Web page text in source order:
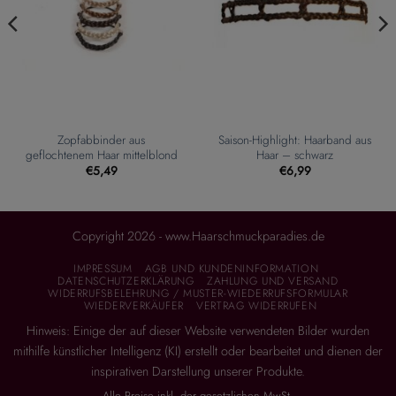
Zopfabbinder aus
geflochtenem Haar mittelblond
€5,49
Saison-Highlight: Haarband aus
Haar – schwarz
€6,99
Copyright 2026 - www.Haarschmuckparadies.de
IMPRESSUM AGB UND KUNDENINFORMATION
DATENSCHUTZERKLÄRUNG ZAHLUNG UND VERSAND
WIDERRUFSBELEHRUNG / MUSTER-WIEDERRUFSFORMULAR
WIEDERVERKÄUFER VERTRAG WIDERRUFEN
Hinweis: Einige der auf dieser Website verwendeten Bilder wurden
mithilfe künstlicher Intelligenz (KI) erstellt oder bearbeitet und dienen der
inspirativen Darstellung unserer Produkte.